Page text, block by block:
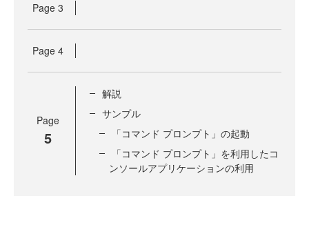
Page 3
Page 4
Page
5
解説
サンプル
「コマンド プロンプト」の起動
「コマンド プロンプト」を利用したコ
ンソールアプリケーションの利用